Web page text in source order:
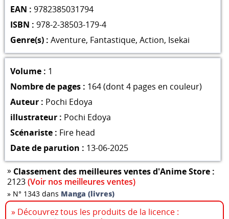
EAN : 9782385031794
ISBN : 978-2-38503-179-4
Genre(s) : Aventure, Fantastique, Action, Isekai
Volume : 1
Nombre de pages : 164 (dont 4 pages en couleur)
Auteur : Pochi Edoya
illustrateur : Pochi Edoya
Scénariste : Fire head
Date de parution : 13-06-2025
» Classement des meilleures ventes d'Anime Store :
2123(Voir nos meilleures ventes)
» N° 1343 dans Manga (livres)
» Découvrez tous les produits de la licence :